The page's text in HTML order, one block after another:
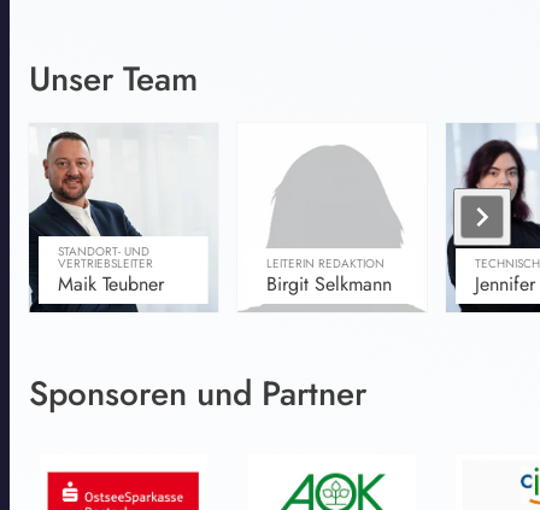
Unser Team
STANDORT- UND
VERTRIEBSLEITER
Maik Teubner
LEITERIN REDAKTION
Birgit Selkmann
chevron_right
Sponsoren und Partner